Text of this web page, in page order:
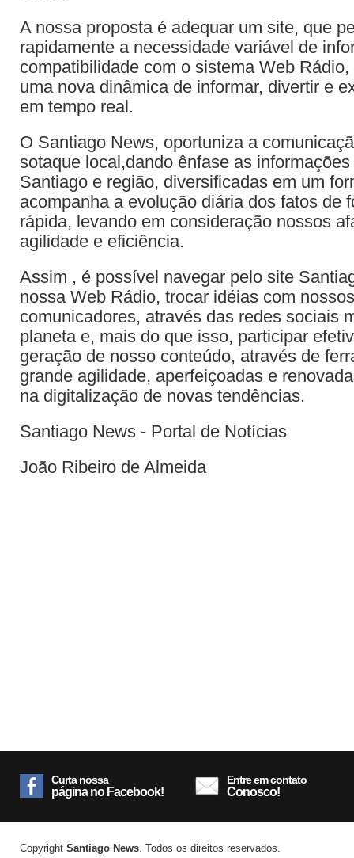
A nossa proposta é adequar um site, que
rapidamente a necessidade variável de
compatibilidade com o sistema Web
uma nova dinâmica de informar, divertir e
em tempo real.
O Santiago News, oportuniza a
sotaque local,dando ênfase as
Santiago e região, diversificadas em um
acompanha a evolução diária dos fatos de
rápida, levando em consideração nossos
agilidade e eficiência.
Assim , é possível navegar pelo site
nossa Web Rádio, trocar idéias com
comunicadores, através das redes sociais
planeta e, mais do que isso, participar
geração de nosso conteúdo, através de
grande agilidade, aperfeiçoadas e
na digitalização de novas tendências.
Santiago News - Portal de Notícias
João Ribeiro de Almeida
Curta nossa
página no Facebook!
Entre em contato
Conosco!
Copyright Santiago News . Todos os direitos reservados.